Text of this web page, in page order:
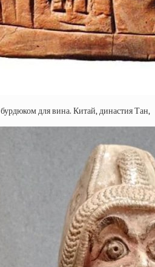
для вина. Китай, династия Тан,